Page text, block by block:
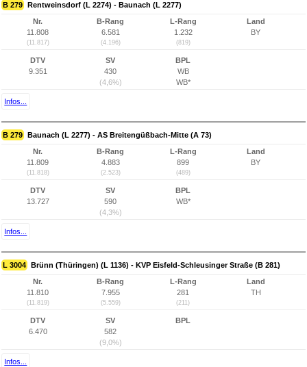
B 279 Rentweinsdorf (L 2274) - Baunach (L 2277)
Nr.
11.808
(11.817)
B-Rang
6.581
(4.196)
L-Rang
1.232
(819)
Land
BY
DTV
9.351
SV
430
(4,6%)
BPL
WB
WB*
Infos...
B 279 Baunach (L 2277) - AS Breitengüßbach-Mitte (A 73)
Nr.
11.809
(11.818)
B-Rang
4.883
(2.523)
L-Rang
899
(489)
Land
BY
DTV
13.727
SV
590
(4,3%)
BPL
WB*
Infos...
L 3004 Brünn (Thüringen) (L 1136) - KVP Eisfeld-Schleusinger Straße (B 281)
Nr.
11.810
(11.819)
B-Rang
7.955
(5.559)
L-Rang
281
(211)
Land
TH
DTV
6.470
SV
582
(9,0%)
BPL
Infos...